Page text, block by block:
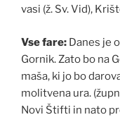
vasi (ž. Sv. Vid),
Vse fare: Danes je
Gornik. Zato bo na
maša, ki jo bo
molitvena ura.
Novi Štifti in nato